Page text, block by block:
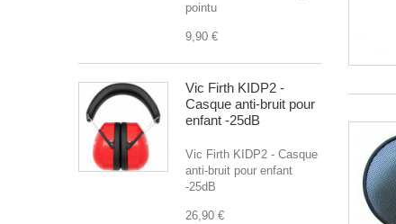
pointu
9,90 €
Vic Firth KIDP2 -
Casque anti-bruit pour
enfant -25dB
Vic Firth KIDP2 - Casque
anti-bruit pour enfant
-25dB
26,90 €